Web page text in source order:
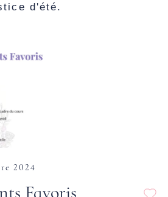
d'été.
2024